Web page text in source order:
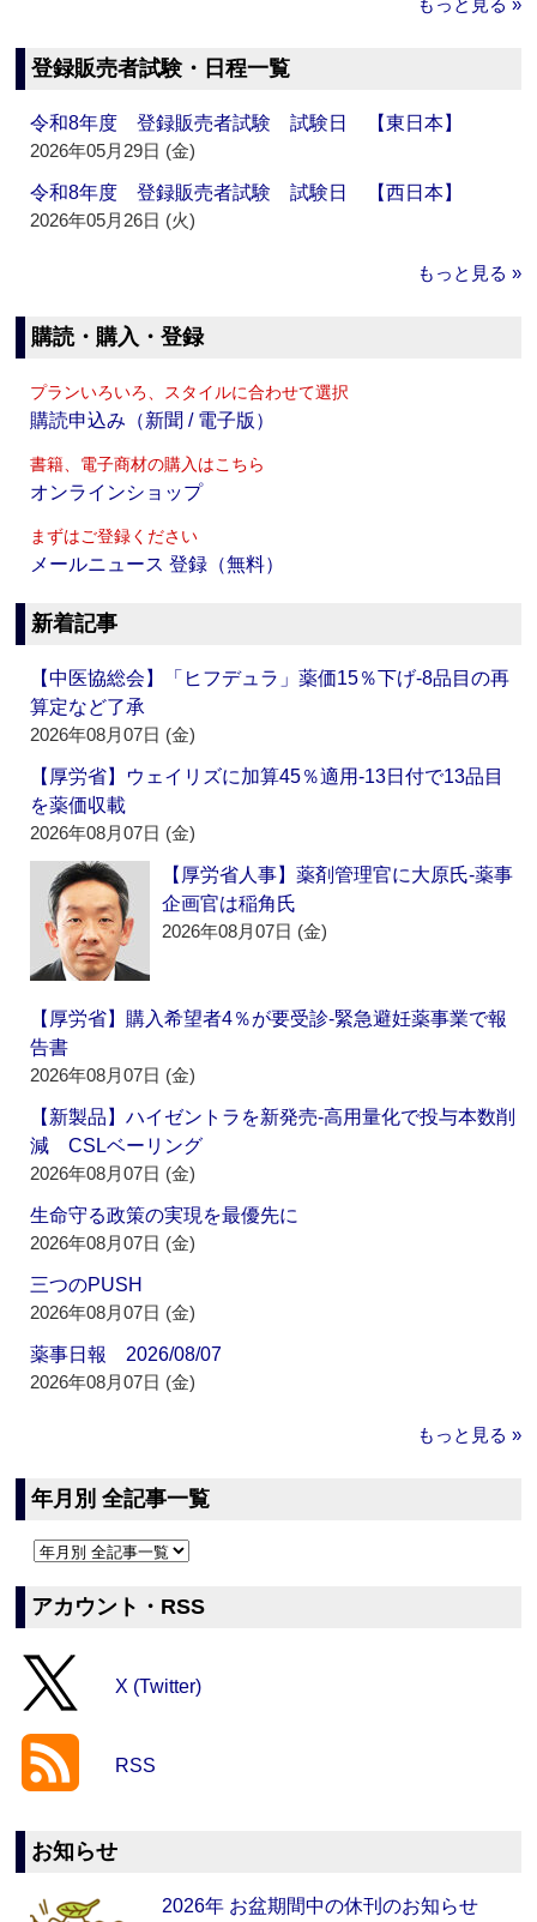
もっと見る »
登録販売者試験・日程一覧
令和8年度 登録販売者試験 試験日 【東日本】
2026年05月29日 (金)
令和8年度 登録販売者試験 試験日 【西日本】
2026年05月26日 (火)
もっと見る »
購読・購入・登録
プランいろいろ、スタイルに合わせて選択
購読申込み（新聞 / 電子版）
書籍、電子商材の購入はこちら
オンラインショップ
まずはご登録ください
メールニュース 登録（無料）
新着記事
【中医協総会】「ヒフデュラ」薬価15％下げ‐8品目の再
算定など了承
2026年08月07日 (金)
【厚労省】ウェイリズに加算45％適用‐13日付で13品目
を薬価収載
2026年08月07日 (金)
【厚労省人事】薬剤管理官に大原氏‐薬事
企画官は稲角氏
2026年08月07日 (金)
【厚労省】購入希望者4％が要受診‐緊急避妊薬事業で報
告書
2026年08月07日 (金)
【新製品】ハイゼントラを新発売‐高用量化で投与本数削
減 CSLベーリング
2026年08月07日 (金)
生命守る政策の実現を最優先に
2026年08月07日 (金)
三つのPUSH
2026年08月07日 (金)
薬事日報 2026/08/07
2026年08月07日 (金)
もっと見る »
年月別 全記事一覧
アカウント・RSS
X (Twitter)
RSS
お知らせ
2026年 お盆期間中の休刊のお知らせ